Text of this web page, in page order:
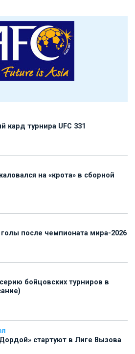
кард турнира UFC 331
на «крота» в сборной
после чемпионата мира-2026
бойцовских турниров в
стартуют в Лиге Вызова